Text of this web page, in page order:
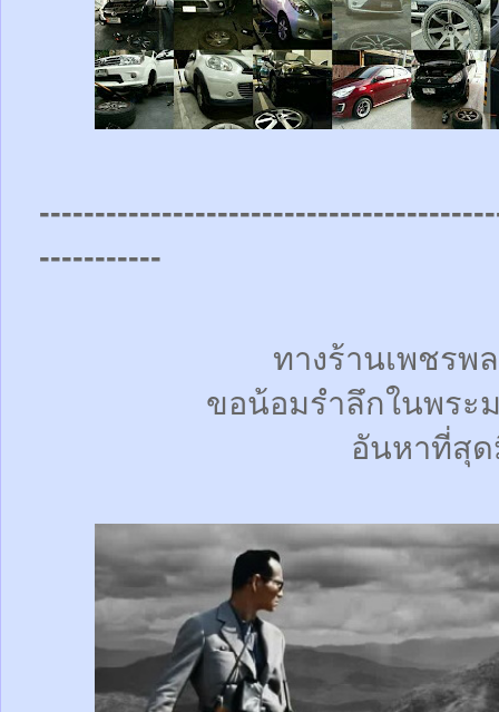
-----------
ทางร้านเพชรพ
ขอน้อมรำลึกในพร
อันหาที่สุ